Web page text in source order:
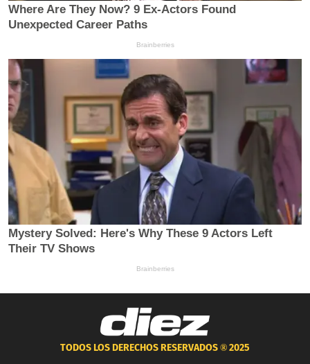
TODOS LOS DERECHOS RESERVADOS ®2025